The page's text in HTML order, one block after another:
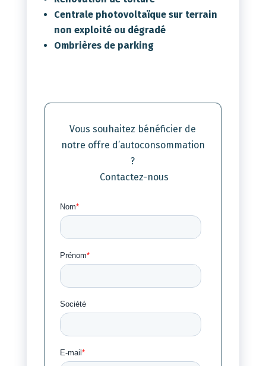
Centrale photovoltaïque sur terrain
non exploité ou dégradé
Ombrières de parking
Vous souhaitez bénéficier de
notre offre d’autoconsommation
?
Contactez-nous